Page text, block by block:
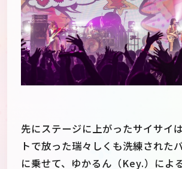
先にステージに上がったサイサイ
トで放った瑞々しくも洗練された
に乗せて、ゆかるん（Key.）によ